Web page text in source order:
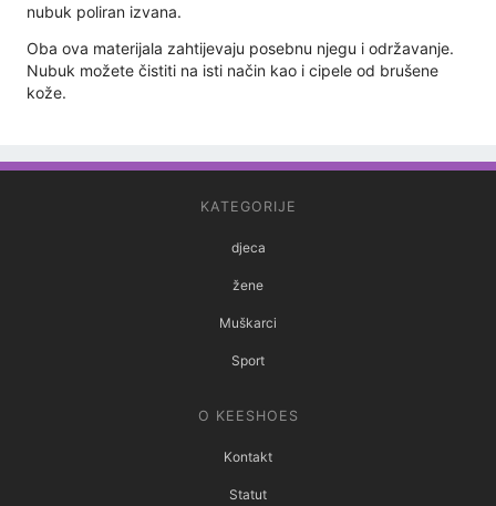
nubuk poliran izvana.
Oba ova materijala zahtijevaju posebnu njegu i održavanje.
Nubuk možete čistiti na isti način kao i cipele od brušene
kože.
KATEGORIJE
djeca
žene
Muškarci
Sport
O KEESHOES
Kontakt
Statut